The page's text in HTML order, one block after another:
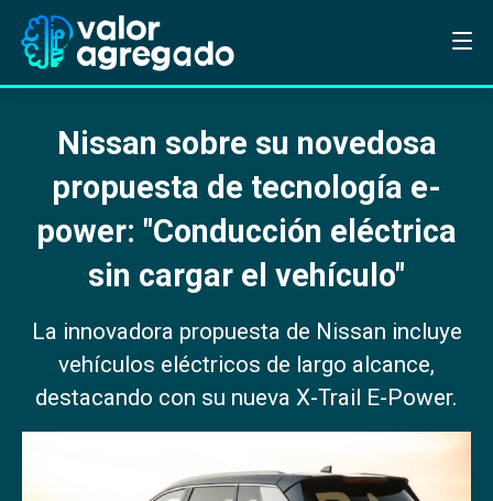
Nissan sobre su novedosa
propuesta de tecnología e-
power: "Conducción eléctrica
sin cargar el vehículo"
La innovadora propuesta de Nissan incluye
vehículos eléctricos de largo alcance,
destacando con su nueva X-Trail E-Power.